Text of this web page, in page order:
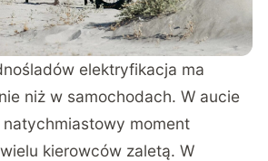
elektryfikacja ma
niż w samochodach. W aucie
natychmiastowy moment
kierowców zaletą. W